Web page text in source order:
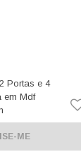
Portas e 4
em Mdf
ME